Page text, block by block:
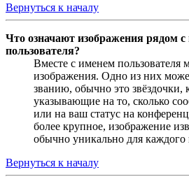
Вернуться к началу
Что означают изображения рядом
пользователя?
Вместе с именем пользователя
изображения. Одно из них
званию, обычно это звёздочки,
указывающие на то, сколько
или на ваш статус на
более крупное, изображение
обычно уникально для каждого
Вернуться к началу